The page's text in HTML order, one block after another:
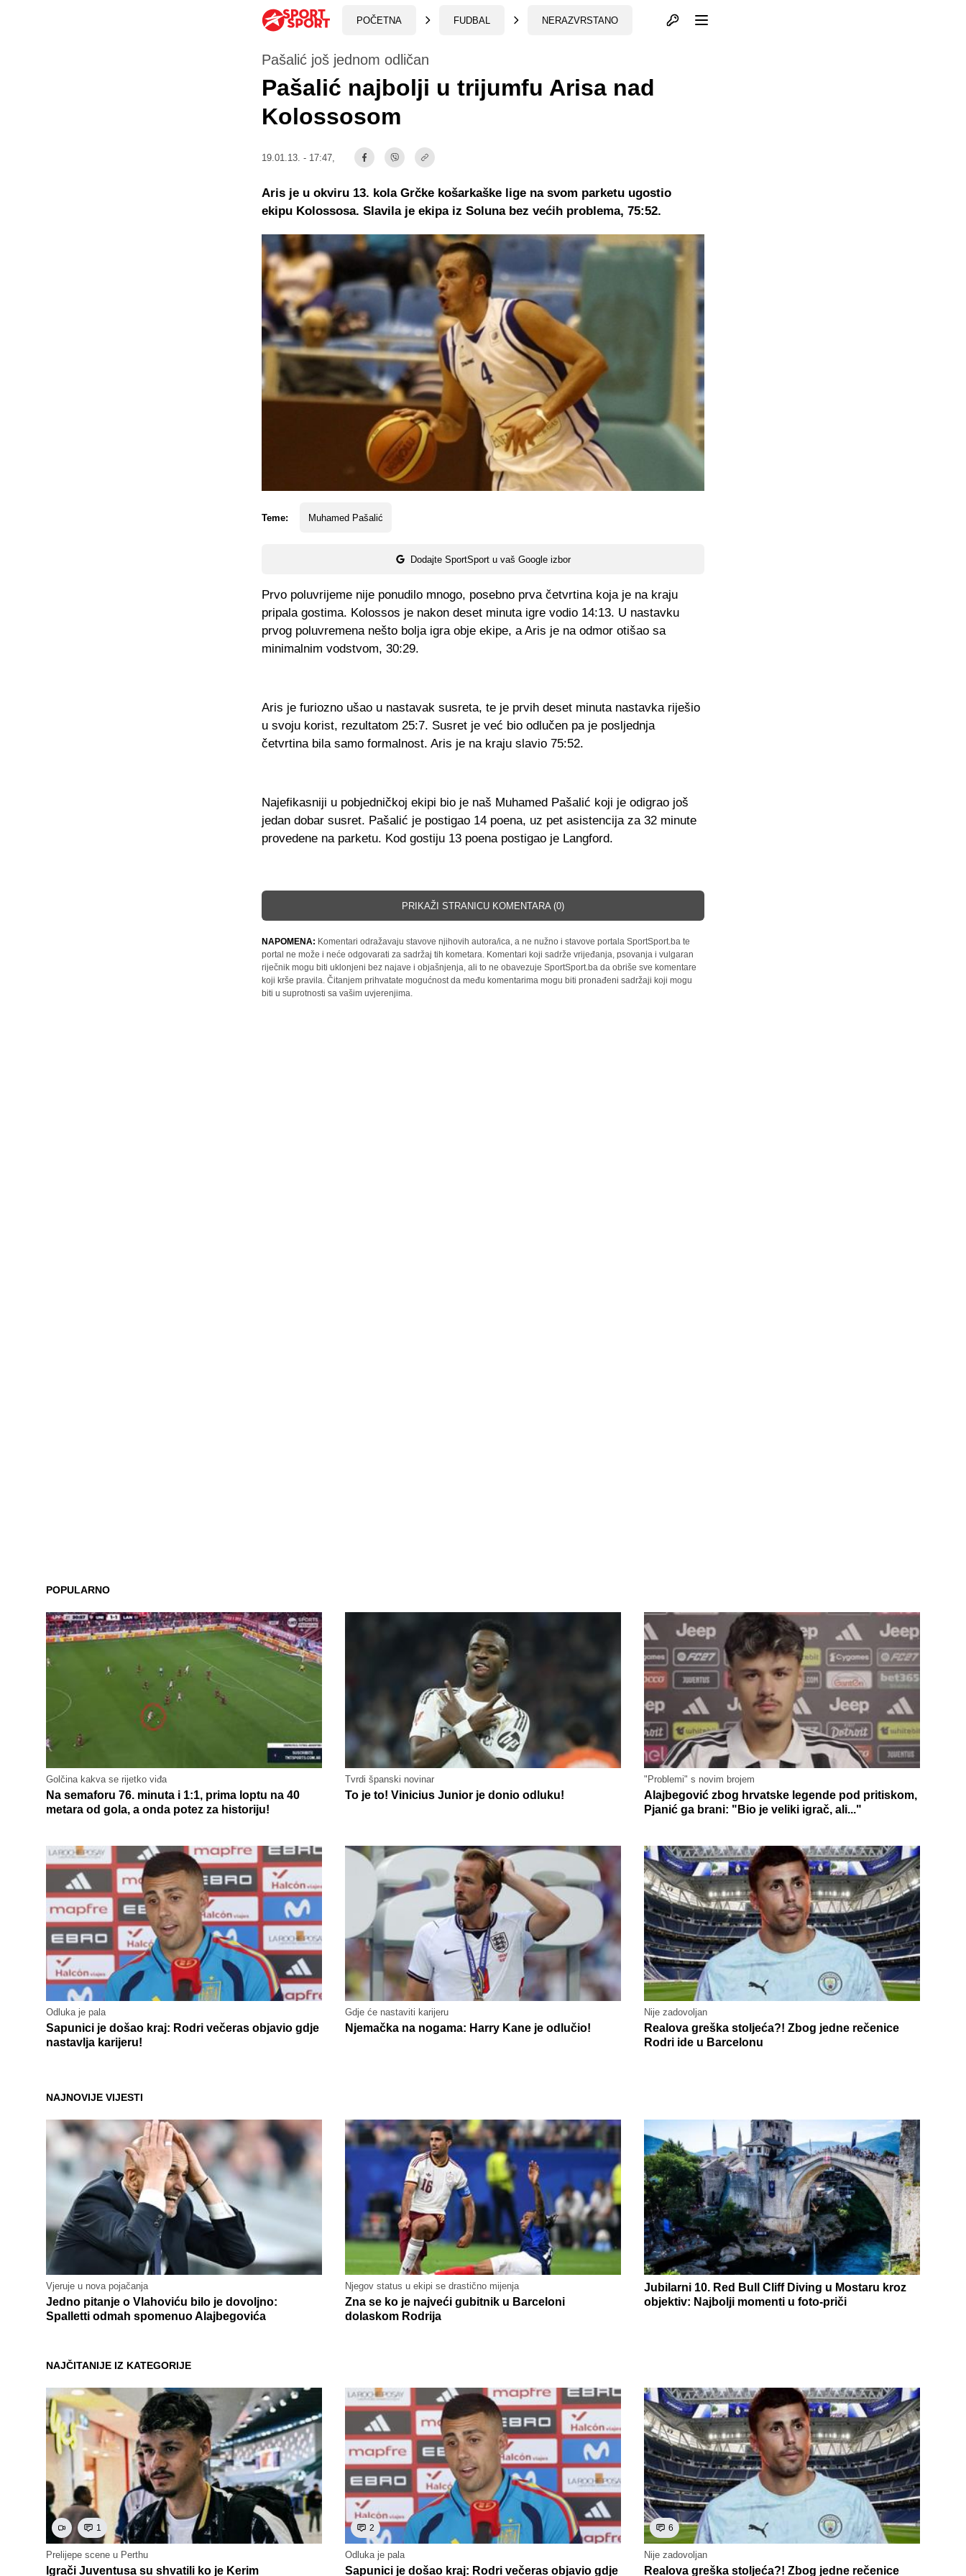
POČETNA FUDBAL NERAZVRSTANO Otvori profil
Pašalić još jednom odličan
Pašalić najbolji u trijumfu Arisa nad
Kolossosom
19.01.13. - 17:47,
Teme: Muhamed Pašalić
Dodajte SportSport u vaš Google izbor
Aris je u okviru 13. kola Grčke košarkaške lige na svom parketu ugostio
ekipu Kolossosa. Slavila je ekipa iz Soluna bez većih problema, 75:52.
Prvo poluvrijeme nije ponudilo mnogo, posebno prva četvrtina koja je na kraju
pripala gostima. Kolossos je nakon deset minuta igre vodio 14:13. U nastavku
prvog poluvremena nešto bolja igra obje ekipe, a Aris je na odmor otišao sa
minimalnim vodstvom, 30:29.
Aris je furiozno ušao u nastavak susreta, te je prvih deset minuta nastavka riješio
u svoju korist, rezultatom 25:7. Susret je već bio odlučen pa je posljednja
četvrtina bila samo formalnost. Aris je na kraju slavio 75:52.
Najefikasniji u pobjedničkoj ekipi bio je naš Muhamed Pašalić koji je odigrao još
jedan dobar susret. Pašalić je postigao 14 poena, uz pet asistencija za 32 minute
provedene na parketu. Kod gostiju 13 poena postigao je Langford.
PRIKAŽI STRANICU KOMENTARA (0)
NAPOMENA: Komentari odražavaju stavove njihovih autora/ica, a ne nužno i stavove portala SportSport.ba te
portal ne može i neće odgovarati za sadržaj tih kometara. Komentari koji sadrže vrijeđanja, psovanja i vulgaran
riječnik mogu biti uklonjeni bez najave i objašnjenja, ali to ne obavezuje SportSport.ba da obriše sve komentare
koji krše pravila. Čitanjem prihvatate mogućnost da među komentarima mogu biti pronađeni sadržaji koji mogu
biti u suprotnosti sa vašim uvjerenjima.
POPULARNO
Golčina kakva se rijetko viđa
Na semaforu 76. minuta i 1:1, prima loptu na 40
metara od gola, a onda potez za historiju!
Tvrdi španski novinar
To je to! Vinicius Junior je donio odluku!
"Problemi" s novim brojem
Alajbegović zbog hrvatske legende pod pritiskom,
Pjanić ga brani: "Bio je veliki igrač, ali..."
Odluka je pala
Sapunici je došao kraj: Rodri večeras objavio gdje
nastavlja karijeru!
Gdje će nastaviti karijeru
Njemačka na nogama: Harry Kane je odlučio!
Nije zadovoljan
Realova greška stoljeća?! Zbog jedne rečenice
Rodri ide u Barcelonu
NAJNOVIJE VIJESTI
Vjeruje u nova pojačanja
Jedno pitanje o Vlahoviću bilo je dovoljno:
Spalletti odmah spomenuo Alajbegovića
Njegov status u ekipi se drastično mijenja
Zna se ko je najveći gubitnik u Barceloni
dolaskom Rodrija
Jubilarni 10. Red Bull Cliff Diving u Mostaru kroz
objektiv: Najbolji momenti u foto-priči
NAJČITANIJE IZ KATEGORIJE
1
Prelijepe scene u Perthu
Igrači Juventusa su shvatili ko je Kerim
2
Odluka je pala
Sapunici je došao kraj: Rodri večeras objavio gdje
6
Nije zadovoljan
Realova greška stoljeća?! Zbog jedne rečenice